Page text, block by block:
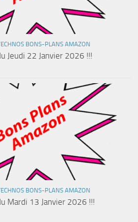
BONS-PLANS AMAZON
Jeudi 22 Janvier 2026 !!!
BONS-PLANS AMAZON
Mardi 13 Janvier 2026 !!!